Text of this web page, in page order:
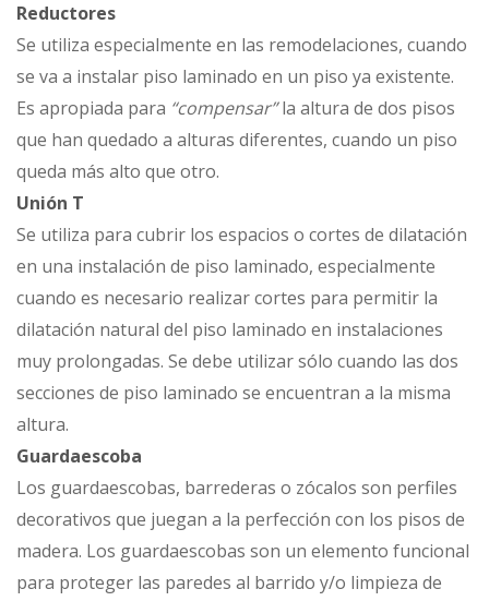
Reductores
Se utiliza especialmente en las remodelaciones, cuando
se va a instalar piso laminado en un piso ya existente.
Es apropiada para “compensar”la altura de dos pisos
que han quedado a alturas diferentes, cuando un piso
queda más alto que otro.
Unión T
Se utiliza para cubrir los espacios o cortes de dilatación
en una instalación de piso laminado, especialmente
cuando es necesario realizar cortes para permitir la
dilatación natural del piso laminado en instalaciones
muy prolongadas. Se debe utilizar sólo cuando las dos
secciones de piso laminado se encuentran a la misma
altura.
Guardaescoba
Los guardaescobas, barrederas o zócalos son perfiles
decorativos que juegan a la perfección con los pisos de
madera. Los guardaescobas son un elemento funcional
para proteger las paredes al barrido y/o limpieza de